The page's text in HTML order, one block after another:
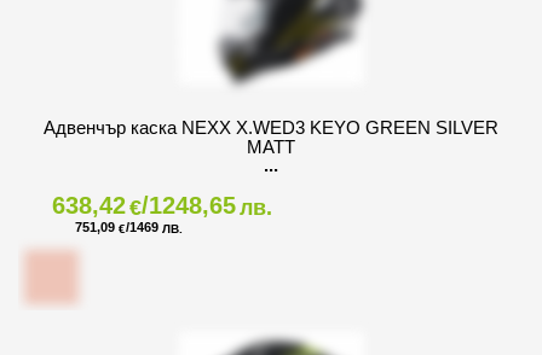
Адвенчър каска NEXX X.WED3 KEYO GREEN SILVER
MATT
638,42€/1248,65лв.
751,09 €/1469 ЛВ.